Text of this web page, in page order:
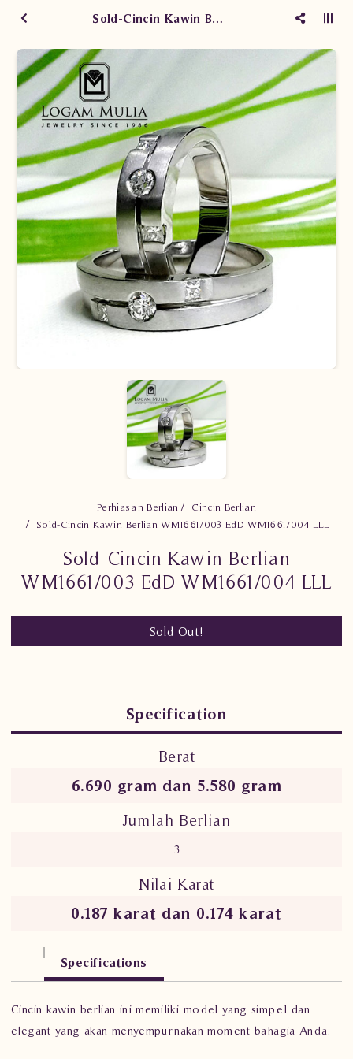
Sold-Cincin Kawin Berlian WM1661/003 EdD WM1661/004 LLL
Perhiasan Berlian
Cincin Berlian
Sold-Cincin Kawin Berlian WM1661/003 EdD WM1661/004 LLL
Sold-Cincin Kawin Berlian
WM1661/003 EdD WM1661/004 LLL
Sold Out!
Specification
Berat
6.690 gram dan 5.580 gram
Jumlah Berlian
3
Nilai Karat
0.187 karat dan 0.174 karat
Specifications
Cincin kawin berlian ini memiliki model yang simpel dan
elegant yang akan menyempurnakan moment bahagia Anda.